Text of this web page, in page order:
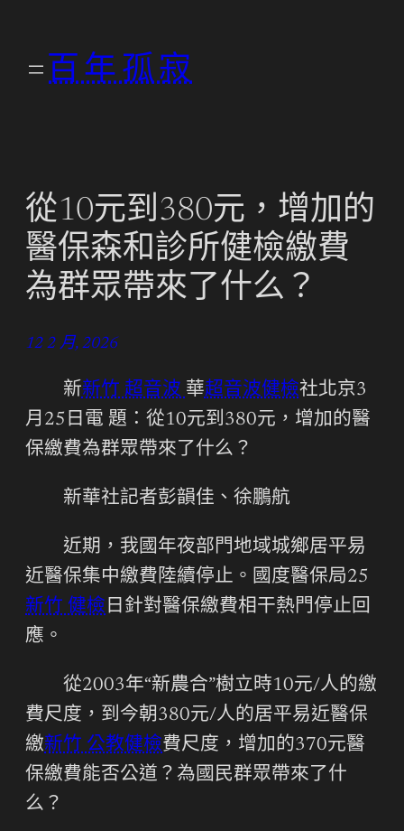
百年孤寂
從10元到380元，增加的
醫保森和診所健檢繳費
為群眾帶來了什么？
12 2 月, 2026
新新竹 超音波 華超音波健檢社北京3
月25日電 題：從10元到380元，增加的醫
保繳費為群眾帶來了什么？
新華社記者彭韻佳、徐鵬航
近期，我國年夜部門地域城鄉居平易
近醫保集中繳費陸續停止。國度醫保局25
新竹 健檢 日針對醫保繳費相干熱門停止回
應。
從2003年“新農合”樹立時10元/人的繳
費尺度，到今朝380元/人的居平易近醫保
繳新竹 公教健檢費尺度，增加的370元醫
保繳費能否公道？為國民群眾帶來了什
么？